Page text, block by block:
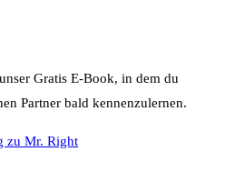
Gratis E-Book, in dem du
Partner bald kennenzulernen.
zu Mr. Right